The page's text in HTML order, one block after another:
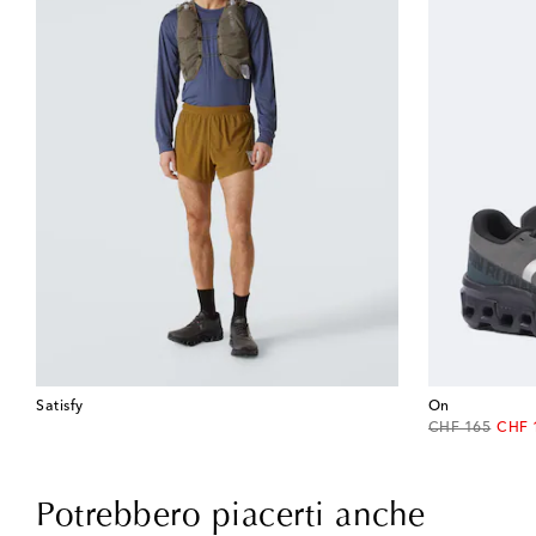
Satisfy
On
CHF 165
original price
CHF
Potrebbero piacerti anche